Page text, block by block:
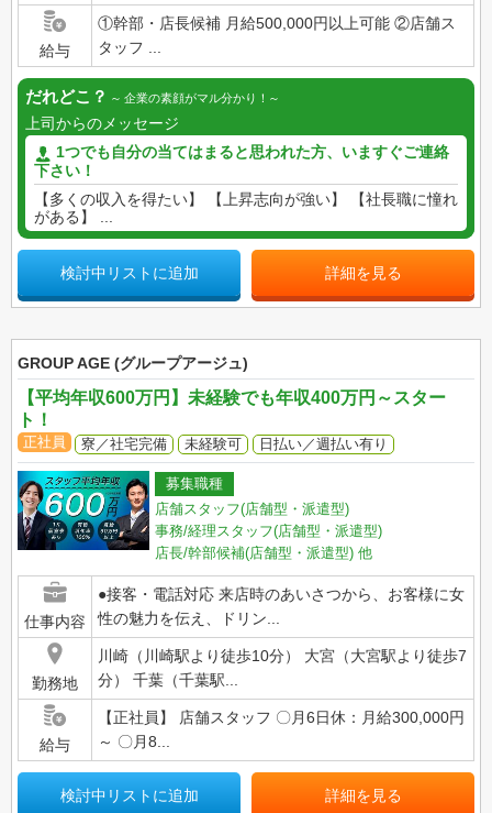
給与
①幹部・店長候補 月給500,000円以上可能 ②店舗ス
タッフ ...
だれどこ？ 企業の素顔がマル分かり！
上司からのメッセージ
1つでも自分の当てはまると思われた方、いますぐご連絡
下さい！
【多くの収入を得たい】 【上昇志向が強い】 【社長職に憧れ
がある】 ...
検討中リストに追加 詳細を見る
GROUP AGE (グループアージュ)
【平均年収600万円】未経験でも年収400万円～スター
ト！
正社員 寮／社宅完備 未経験可 日払い／週払い有り
募集職種
店舗スタッフ(店舗型・派遣型)
事務/経理スタッフ(店舗型・派遣型)
店長/幹部候補(店舗型・派遣型) 他
仕事内容
●接客・電話対応 来店時のあいさつから、お客様に女
性の魅力を伝え、ドリン...
勤務地
川崎（川崎駅より徒歩10分） 大宮（大宮駅より徒歩7
分） 千葉（千葉駅...
給与
【正社員】 店舗スタッフ 〇月6日休：月給300,000円
～ 〇月8...
検討中リストに追加 詳細を見る